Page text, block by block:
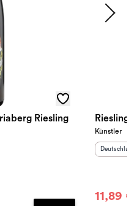
Riesling
Riesling
Künstler
Deutschland
11,89 €